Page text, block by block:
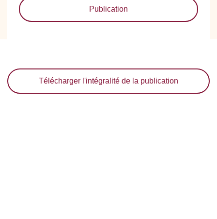
Publication
Télécharger l'intégralité de la publication